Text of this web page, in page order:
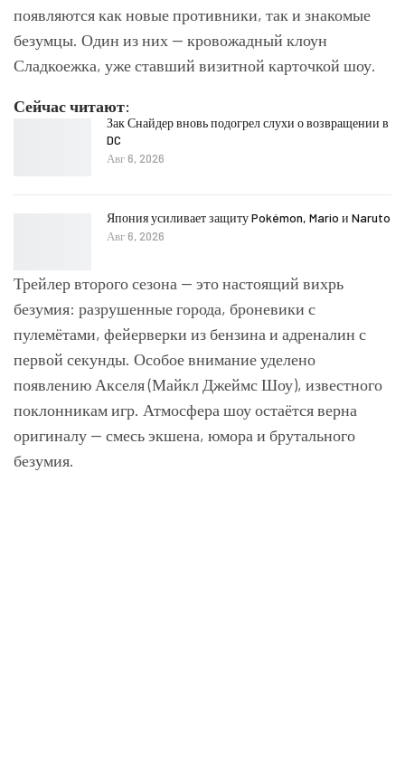
появляются как новые противники, так и знакомые
безумцы. Один из них — кровожадный клоун
Сладкоежка, уже ставший визитной карточкой шоу.
Сейчас читают:
Зак Снайдер вновь подогрел слухи о возвращении в
DC
Авг 6, 2026
Япония усиливает защиту Pokémon, Mario и Naruto
Авг 6, 2026
Трейлер второго сезона — это настоящий вихрь
безумия: разрушенные города, броневики с
пулемётами, фейерверки из бензина и адреналин с
первой секунды. Особое внимание уделено
появлению Акселя (Майкл Джеймс Шоу), известного
поклонникам игр. Атмосфера шоу остаётся верна
оригиналу — смесь экшена, юмора и брутального
безумия.